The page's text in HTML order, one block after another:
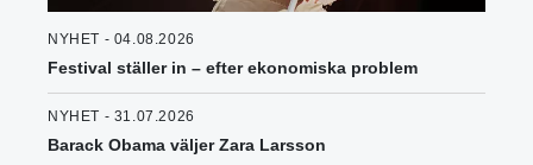
NYHET - 04.08.2026
Festival ställer in – efter ekonomiska problem
NYHET - 31.07.2026
Barack Obama väljer Zara Larsson